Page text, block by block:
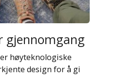
gjennomgang
høyteknologiske
design for å gi